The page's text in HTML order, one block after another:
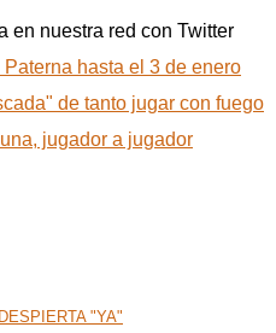
en nuestra red con Twitter
hasta el 3 de enero
de tanto jugar con fuego
jugador a jugador
"YA"